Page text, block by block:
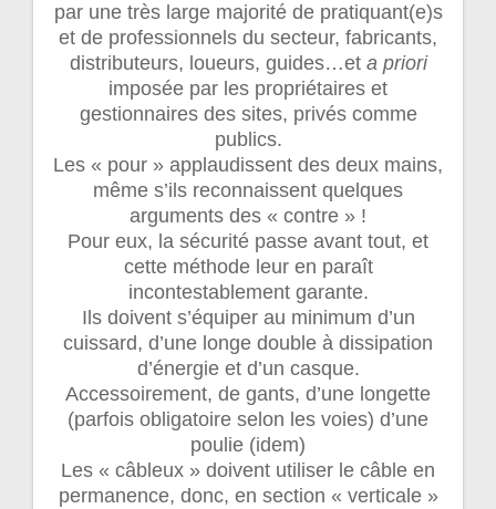
par une très large majorité de pratiquant(e)s
et de professionnels du secteur, fabricants,
distributeurs, loueurs, guides…et a priori
imposée par les propriétaires et
gestionnaires des sites, privés comme
publics.
Les « pour » applaudissent des deux mains,
même s’ils reconnaissent quelques
arguments des « contre » !
Pour eux, la sécurité passe avant tout, et
cette méthode leur en paraît
incontestablement garante.
Ils doivent s’équiper au minimum d’un
cuissard, d’une longe double à dissipation
d’énergie et d’un casque.
Accessoirement, de gants, d’une longette
(parfois obligatoire selon les voies) d’une
poulie (idem)
Les « câbleux » doivent utiliser le câble en
permanence, donc, en section « verticale »